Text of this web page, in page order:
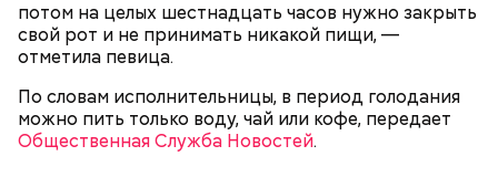
потом на целых шестнадцать часов нужно закрыть
свой рот и не принимать никакой пищи, —
отметила певица.
По словам исполнительницы, в период голодания
можно пить только воду, чай или кофе, передает
Общественная Служба Новостей.
День малины со сливками
помидоры черри либо грунтовые.